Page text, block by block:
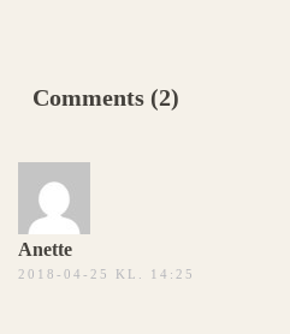
Comments (2)
Anette
2018-04-25 KL. 14:25